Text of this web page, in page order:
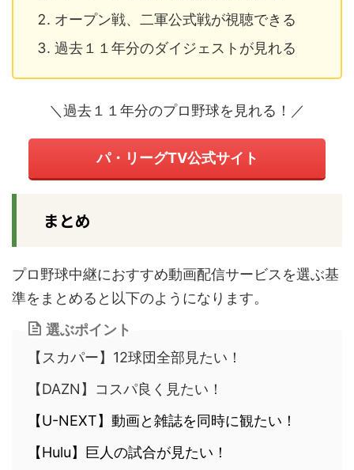
オープン戦、二軍公式戦が視聴できる
過去１１年分のダイジェストが見れる
＼過去１１年分のプロ野球を見れる！／
パ・リーグTV公式サイト
まとめ
プロ野球中継におすすめ動画配信サービスを選ぶ基
準をまとめると以下のようになります。
選ぶポイント
【スカパー】12球団全部見たい！
【DAZN】コスパ良く見たい！
【U-NEXT】 動画と雑誌を同時に観たい！
【Hulu】巨人の試合が見たい！